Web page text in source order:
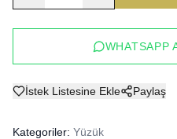
WHATSAPP
İstek Listesine Ekle Paylaş
Kategoriler: Yüzük